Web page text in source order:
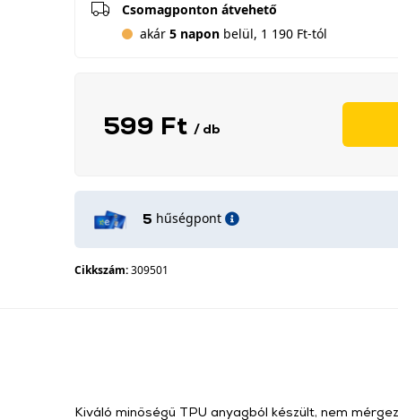
Csomagponton átvehető
akár 5 napon belül, 1 190 Ft-tól
599 Ft / db
5 hűségpont
Cikkszám:309501
Kiváló minőségű TPU anyagból készült, nem